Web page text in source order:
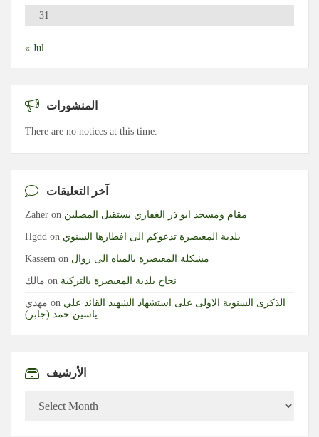
31
« Jul
المنشورات
There are no notices at this time.
آخر التعليقات
Zaher on مقام ومسجد ابو ذر الغفاري يستقبل المصلين
Hgdd on بلدية المعيصرة تدعوكم الى افطارها السنوي
Kassem on مشكلة المعيصرة بالمياه الى زوال
مالك on نجاح بلدية المعيصرة بالتزكية
مهدي on الذكرى السنوية الاولى على استشهاد الشهيد القائد علي
ياسين حمد (جابر)
الأرشيف